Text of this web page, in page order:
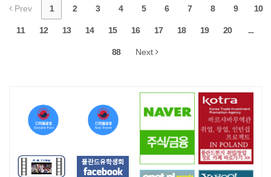
Prev 1 2 3 4 5 6 7 8 9 10
11 12 13 14 15 16 17 18 19 20 ...
88 Next